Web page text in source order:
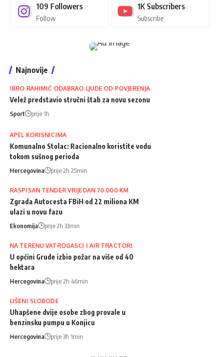
109 Followers
Follow
1K Subscribers
Subscribe
Najnovije
IBRO RAHIMIĆ ODABRAO LJUDE OD POVJERENJA
Velež predstavio stručni štab za novu sezonu
Sport prije 1h
APEL KORISNICIMA
Komunalno Stolac: Racionalno koristite vodu
tokom sušnog perioda
Hercegovina prije 2h 25min
RASPISAN TENDER VRIJEDAN 70.000 KM
Zgrada Autocesta FBiH od 22 miliona KM
ulazi u novu fazu
Ekonomija prije 2h 33min
NA TERENU VATROGASCI I AIR TRACTORI
U općini Grude izbio požar na više od 40
hektara
Hercegovina prije 2h 46min
LIŠENI SLOBODE
Uhapšene dvije osobe zbog provale u
benzinsku pumpu u Konjicu
Hercegovina prije 3h 1min